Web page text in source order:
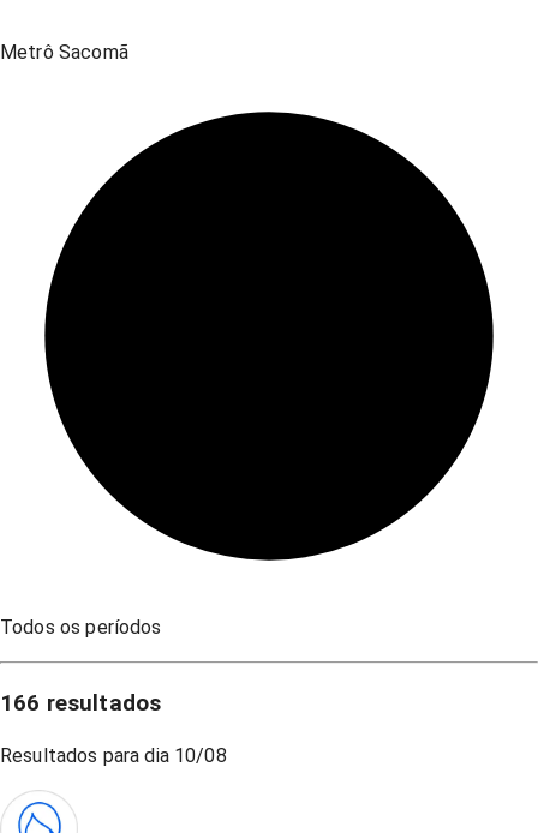
Metrô Sacomã
Todos os períodos
166 resultados
Resultados para dia 10/08